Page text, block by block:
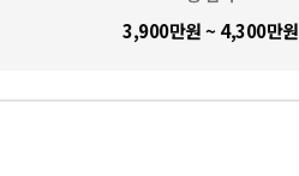
3,900만원 ~ 4,300만원